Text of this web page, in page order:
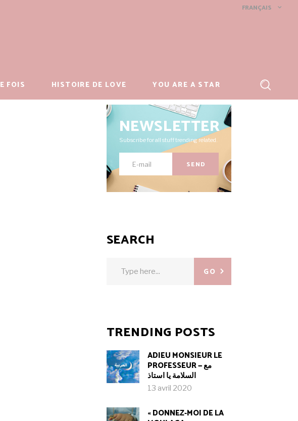
FRANÇAIS
FOIS HISTOIRE DE LOVE YOU ARE A STAR
NEWSLETTER
Subscribe for all stuff trending related.
SEND
SEARCH
GO
TRENDING POSTS
ADIEU MONSIEUR LE
PROFESSEUR — مع
السلامة يا استاذ
13 avril 2020
« DONNEZ-MOI DE LA